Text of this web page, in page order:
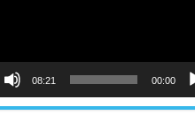
00:00
08:21